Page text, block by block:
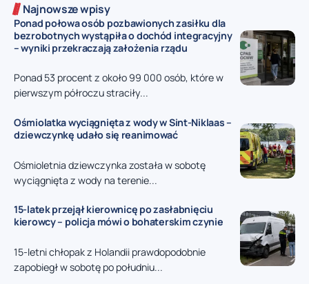
Najnowsze wpisy
Ponad połowa osób pozbawionych zasiłku dla
bezrobotnych wystąpiła o dochód integracyjny
– wyniki przekraczają założenia rządu
Ponad 53 procent z około 99 000 osób, które w
pierwszym półroczu straciły...
Ośmiolatka wyciągnięta z wody w Sint-Niklaas –
dziewczynkę udało się reanimować
Ośmioletnia dziewczynka została w sobotę
wyciągnięta z wody na terenie...
15-latek przejął kierownicę po zasłabnięciu
kierowcy – policja mówi o bohaterskim czynie
15-letni chłopak z Holandii prawdopodobnie
zapobiegł w sobotę po południu...